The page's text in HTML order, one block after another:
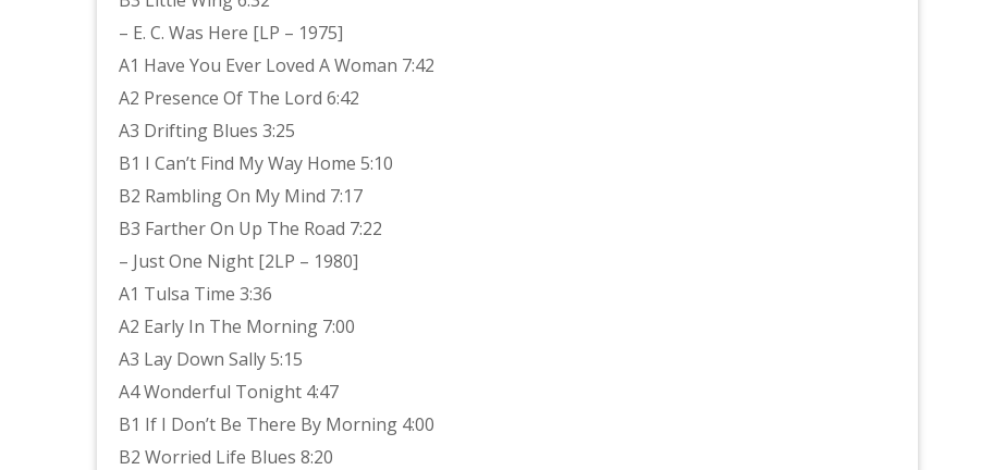
– E. C. Was Here [LP – 1975]
A1 Have You Ever Loved A Woman 7:42
A2 Presence Of The Lord 6:42
A3 Drifting Blues 3:25
B1 I Can’t Find My Way Home 5:10
B2 Rambling On My Mind 7:17
B3 Farther On Up The Road 7:22
– Just One Night [2LP – 1980]
A1 Tulsa Time 3:36
A2 Early In The Morning 7:00
A3 Lay Down Sally 5:15
A4 Wonderful Tonight 4:47
B1 If I Don’t Be There By Morning 4:00
B2 Worried Life Blues 8:20